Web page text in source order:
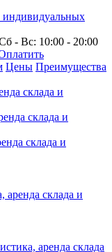
- Вс: 10:00 - 20:00
Цены Преимущества